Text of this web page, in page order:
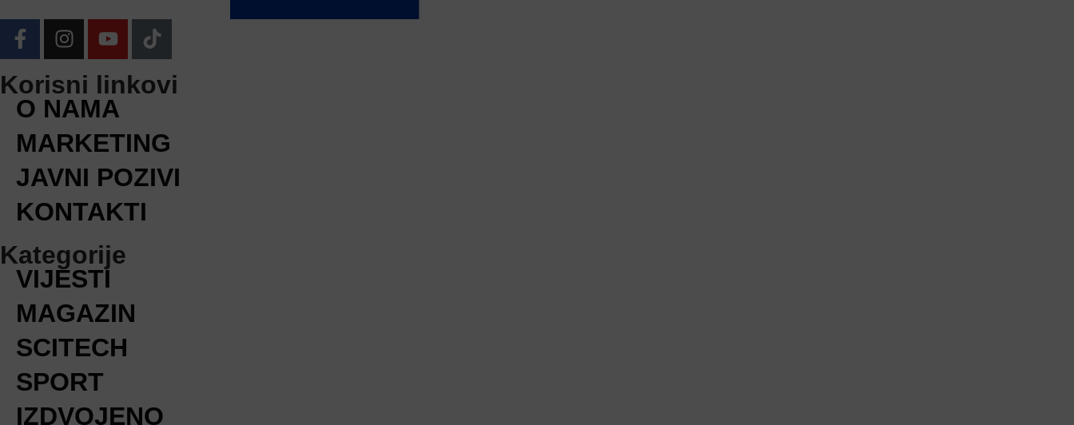
Korisni linkovi
O NAMA
MARKETING
JAVNI POZIVI
KONTAKTI
Kategorije
VIJESTI
MAGAZIN
SCITECH
SPORT
IZDVOJENO